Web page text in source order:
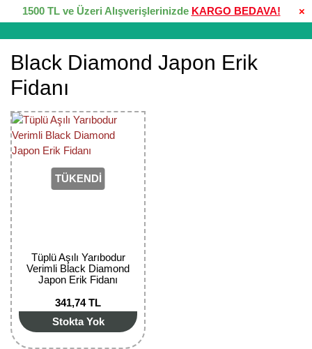
×
1500 TL ve Üzeri Alışverişlerinizde KARGO BEDAVA!
Black Diamond Japon Erik
Fidanı
TÜKENDİ
Tüplü Aşılı Yarıbodur
Verimli Black Diamond
Japon Erik Fidanı
341,74 TL
Stokta Yok